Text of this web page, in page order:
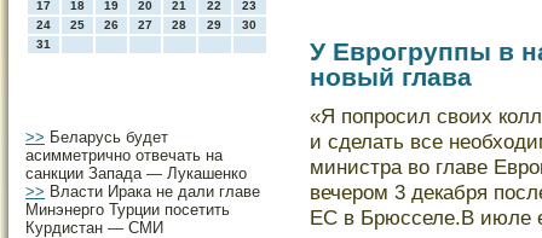
17
18 19 20 21 22
23
24
25 26 27 28 29
30
31
>> Беларусь будет
асимметрично отвечать на
санкции Запада — Лукашенко
>> Власти Ирака не дали главе
Минэнерго Турции посетить
Курдистан — СМИ
У Еврогруппы в
новый глава
«Я попросил своих
и сделать все
министра во главе
вечером 3 декабря
ЕС в Брюсселе.В июле